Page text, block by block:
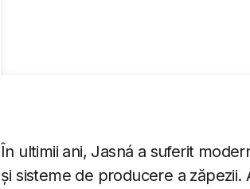
În ultimii ani, Jasná a suferit
și sisteme de producere a